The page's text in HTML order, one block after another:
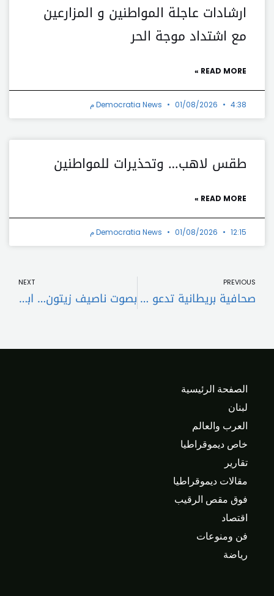
ارشادات عاجلة المواطنين و المزارعين
مع اشتداد موجة الحر
READ MORE »
Democratia News 01/08/2026 4:38 م
طقس لاهب… وتحذيرات للمواطنين
READ MORE »
Democratia News 01/08/2026 12:15 م
PREVIOUS
صحافية بريطانية تدعو هاري وميغان إلى الصمت في 2024
NEXT
بصوت ناصيف زيتون… ابن سيرين عبد النور يؤدي ترنيمة “مورانتاه”
الصفحة الرئيسية
لبنان
العرب والعالم
خاص ديموقراطيا
تقارير
مقالات ديموقراطيا
فوق مقص الرقيب
اقتصاد
فن ومنوعات
رياضة